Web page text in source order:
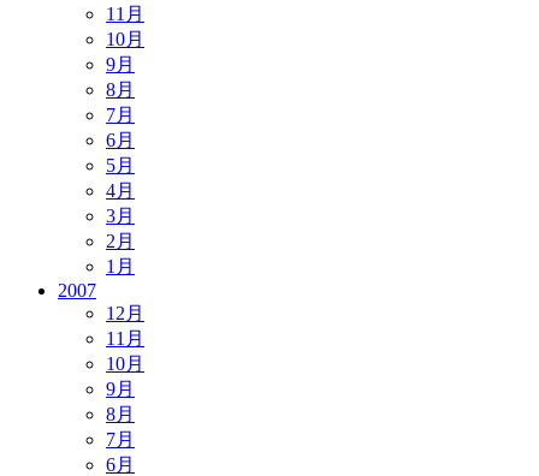
11月
10月
9月
8月
7月
6月
5月
4月
3月
2月
1月
2007
12月
11月
10月
9月
8月
7月
6月